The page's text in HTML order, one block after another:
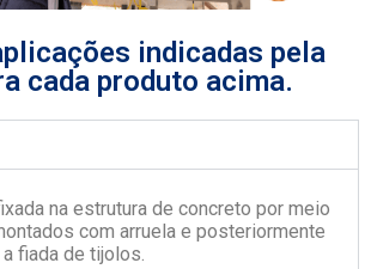
indicadas pela
cada produto acima.
na estrutura de concreto por meio
com arruela e posteriormente
fiada de tijolos.